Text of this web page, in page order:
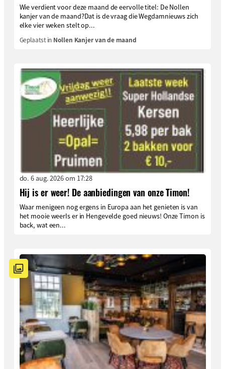
Wie verdient voor deze maand de eervolle titel: De Nollen
kanjer van de maand?Dat is de vraag die Wegdamnieuws zich
elke vier weken stelt op...
Geplaatst in Nollen Kanjer van de maand
do. 6 aug. 2026 om 17:28
Hij is er weer! De aanbiedingen van onze Timon!
Waar menigeen nog ergens in Europa aan het genieten is van
het mooie weerIs er in Hengevelde goed nieuws! Onze Timon is
back, wat een...